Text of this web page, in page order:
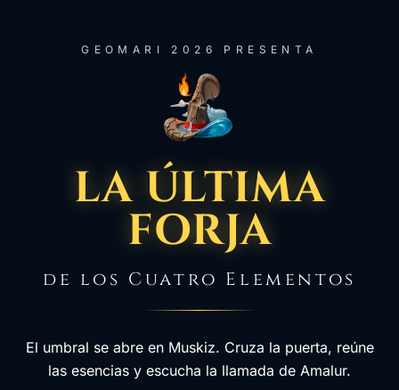
GEOMARI 2026 PRESENTA
LA ÚLTIMA
FORJA
de los Cuatro Elementos
El umbral se abre en Muskiz. Cruza la puerta, reúne
las esencias y escucha la llamada de Amalur.